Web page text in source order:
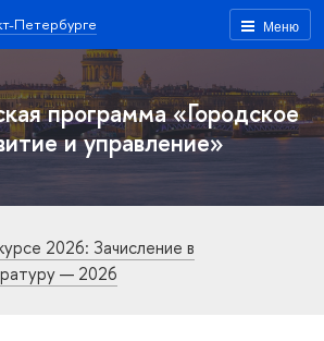
Меню
Петербурге
программа «Городское
и управление»
2026: Зачисление в
— 2026